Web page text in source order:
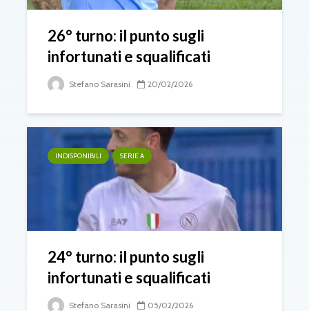
26° turno: il punto sugli
infortunati e squalificati
Stefano Sarasini 20/02/2026
INDISPONIBILI SERIE A
24° turno: il punto sugli
infortunati e squalificati
Stefano Sarasini 05/02/2026